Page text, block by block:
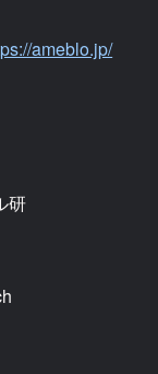
ameblo.jp/
研